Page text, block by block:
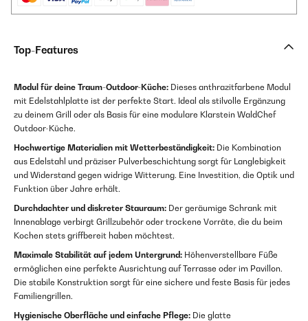
Top-Features
Modul für deine Traum-Outdoor-Küche: Dieses anthrazitfarbene Modul
mit Edelstahlplatte ist der perfekte Start. Ideal als stilvolle Ergänzung
zu deinem Grill oder als Basis für eine modulare Klarstein WaldChef
Outdoor-Küche.
Hochwertige Materialien mit Wetterbeständigkeit: Die Kombination
aus Edelstahl und präziser Pulverbeschichtung sorgt für Langlebigkeit
und Widerstand gegen widrige Witterung. Eine Investition, die Optik und
Funktion über Jahre erhält.
Durchdachter und diskreter Stauraum: Der geräumige Schrank mit
Innenablage verbirgt Grillzubehör oder trockene Vorräte, die du beim
Kochen stets griffbereit haben möchtest.
Maximale Stabilität auf jedem Untergrund: Höhenverstellbare Füße
ermöglichen eine perfekte Ausrichtung auf Terrasse oder im Pavillon.
Die stabile Konstruktion sorgt für eine sichere und feste Basis für jedes
Familiengrillen.
Hygienische Oberfläche und einfache Pflege: Die glatte